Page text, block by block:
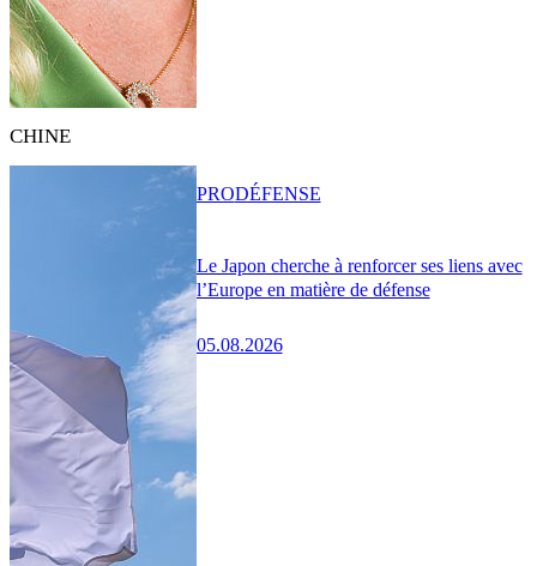
CHINE
Le Japon cherche à renforcer ses liens avec
l’Europe en matière de défense
05.08.2026
PRODÉFENSE